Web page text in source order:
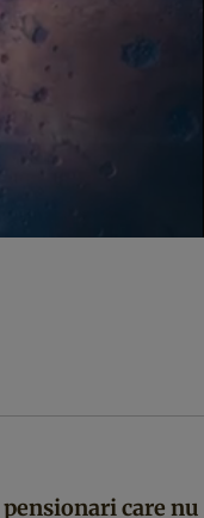
care nu